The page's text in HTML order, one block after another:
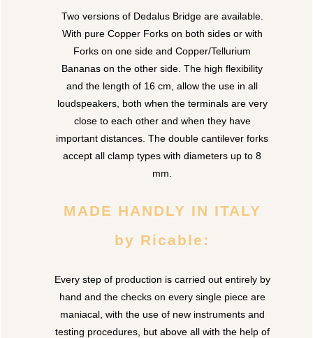
Two versions of Dedalus Bridge are available.
With pure Copper Forks on both sides or with
Forks on one side and Copper/Tellurium
Bananas on the other side. The high flexibility
and the length of 16 cm, allow the use in all
loudspeakers, both when the terminals are very
close to each other and when they have
important distances. The double cantilever forks
accept all clamp types with diameters up to 8
mm.
MADE HANDLY IN ITALY
by Ricable:
Every step of production is carried out entirely by
hand and the checks on every single piece are
maniacal, with the use of new instruments and
testing procedures, but above all with the help of